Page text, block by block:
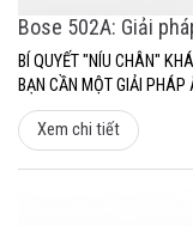
Bose 502A: Giải
BÍ QUYẾT "NÍU CHÂN"
BẠN CẦN MỘT GIẢI
Xem chi tiết